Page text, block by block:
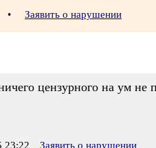
• Заявить о нарушении
цензурного на ум
23:22 Заявить о нарушении